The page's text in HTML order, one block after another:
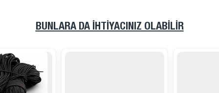
BUNLARA DA İHTIYACINIZ OLABILIR